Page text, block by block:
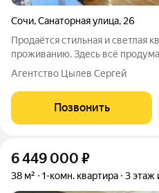
Сочи,Санаторная улица, 26
Продаётся стильная и светлая
проживанию. Здесь всё
качественного ремонта до
Основные преимущества: Панорамные окна: обеспечивают
максимум естественного света.
Агентство Цылев Сергей
Позвонить
6 449 000 ₽
38 м² 1-комн. квартира 3 этаж